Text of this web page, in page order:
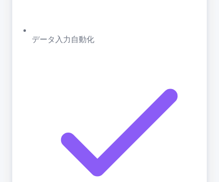
データ入力自動化